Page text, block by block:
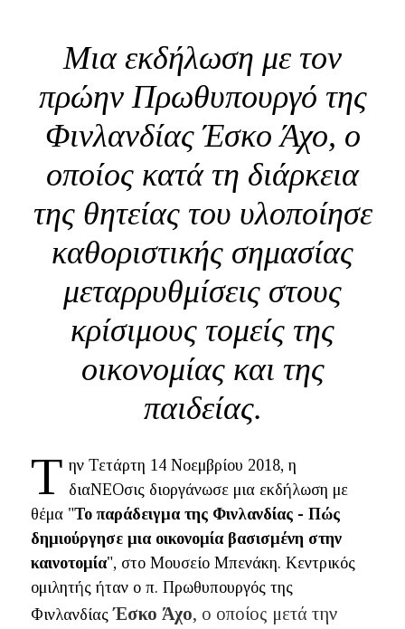
Μια εκδήλωση με τον
πρώην Πρωθυπουργό της
Φινλανδίας Έσκο Άχο, ο
οποίος κατά τη διάρκεια
της θητείας του υλοποίησε
καθοριστικής σημασίας
μεταρρυθμίσεις στους
κρίσιμους τομείς της
οικονομίας και της
παιδείας.
T ην Τετάρτη 14 Νοεμβρίου 2018, η
διαΝΕΟσις διοργάνωσε μια εκδήλωση με
θέμα "Το παράδειγμα της Φινλανδίας - Πώς
δημιούργησε μια οικονομία βασισμένη στην
καινοτομία", στο Μουσείο Μπενάκη. Κεντρικός
ομιλητής ήταν ο π. Πρωθυπουργός της
Φινλανδίας Έσκο Άχο, ο οποίος μετά την